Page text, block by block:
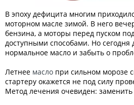
В эпоху дефицита многим
моторном масле зимой. В него
бензина, а моторы перед пуском
доступными способами. Но сегодня
нормальное масло и забыть о
Летнее масло при сильном морозе
стартеру окажется не под силу
Метод лечения очевиден: